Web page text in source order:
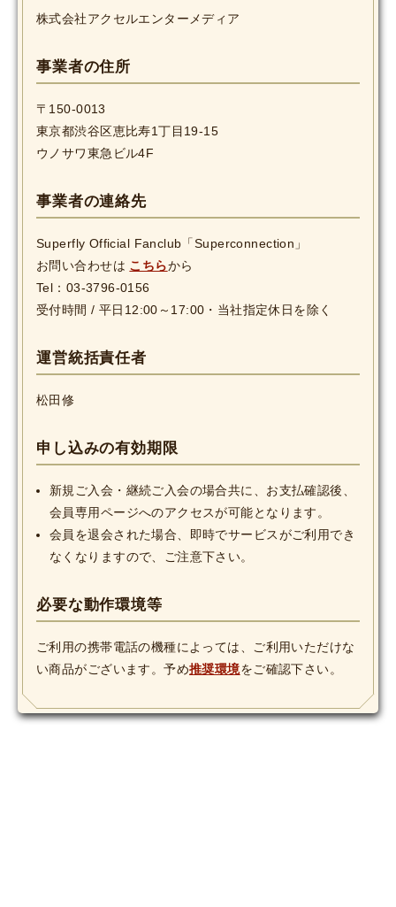
株式会社アクセルエンターメディア
事業者の住所
〒150-0013
東京都渋谷区恵比寿1丁目19-15
ウノサワ東急ビル4F
事業者の連絡先
Superfly Official Fanclub「Superconnection」
お問い合わせは こちらから
Tel：03-3796-0156
受付時間 / 平日12:00～17:00・当社指定休日を除く
運営統括責任者
松田修
申し込みの有効期限
新規ご入会・継続ご入会の場合共に、お支払確認後、
会員専用ページへのアクセスが可能となります。
会員を退会された場合、即時でサービスがご利用でき
なくなりますので、ご注意下さい。
必要な動作環境等
ご利用の携帯電話の機種によっては、ご利用いただけな
い商品がございます。予め推奨環境をご確認下さい。